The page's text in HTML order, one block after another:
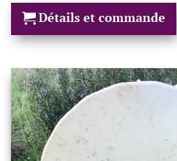
Détails et commande